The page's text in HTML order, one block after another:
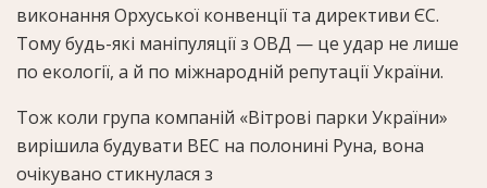
виконання Орхуської конвенції та директиви ЄС.
Тому будь-які маніпуляції з ОВД — це удар не лише
по екології, а й по міжнародній репутації України.
Тож коли група компаній «Вітрові парки України»
вирішила будувати ВЕС на полонині Руна, вона
очікувано стикнулася з